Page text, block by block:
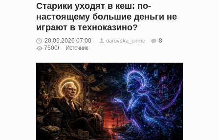
Старики уходят в кеш: по-
настоящему большие деньги не
играют в техноказино?
20.05.2026 07:00 darovska_online
8
7500
Источник